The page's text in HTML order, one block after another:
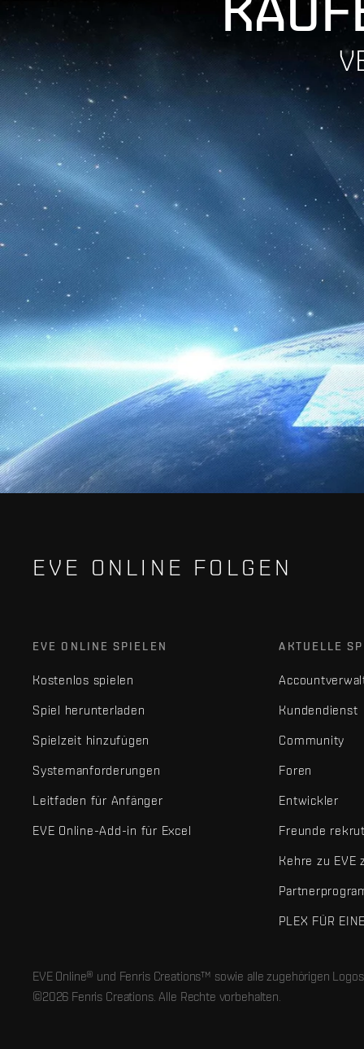
EVE ONLINE FOLGEN
EVE ONLINE SPIELEN
Kostenlos spielen
Spiel herunterladen
Spielzeit hinzufügen
Systemanforderungen
Leitfaden für Anfänger
EVE Online-Add-in für Excel
AKTUELLE
Kundendienst
Community
Foren
Entwickler
Freunde
Kehre zu EVE
PLEX FÜR
EVE Online® und Fenris Creations™ sowie alle zugehörigen
©2026 Fenris Creations. Alle Rechte vorbehalten.